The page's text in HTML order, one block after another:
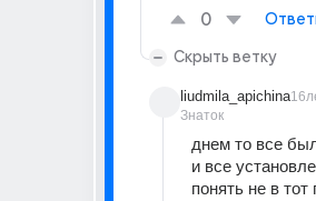
0
Скрыть ветку
liudmila_apichina
Знаток
днем то все
и все
понять не в тот